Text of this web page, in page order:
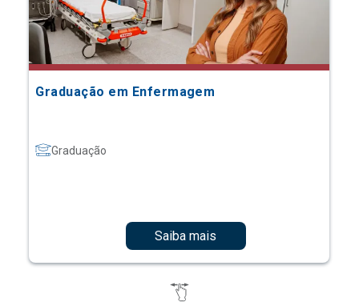
Graduação em Enfermagem
Graduação
Saiba mais